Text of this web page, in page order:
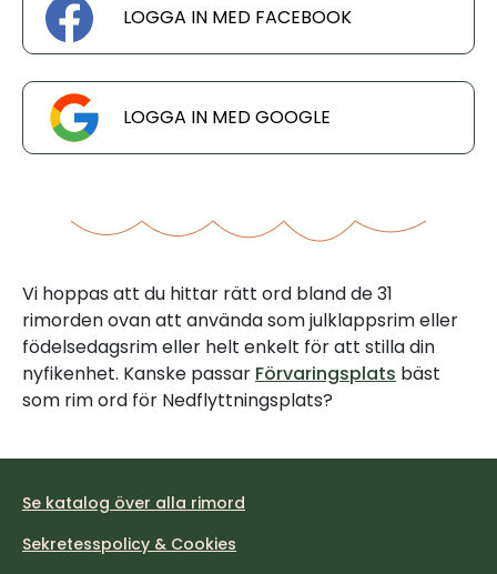
LOGGA IN MED FACEBOOK
LOGGA IN MED GOOGLE
Vi hoppas att du hittar rätt ord bland de 31
rimorden ovan att använda som julklappsrim eller
födelsedagsrim eller helt enkelt för att stilla din
nyfikenhet. Kanske passar Förvaringsplats bäst
som rim ord för Nedflyttningsplats?
Se katalog över alla rimord
Sekretesspolicy & Cookies